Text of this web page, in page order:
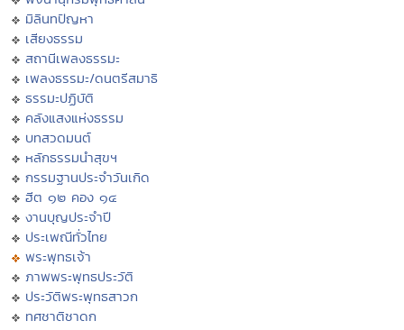
มิลินทปัญหา
เสียงธรรม
สถานีเพลงธรรมะ
เพลงธรรมะ/ดนตรีสมาธิ
ธรรมะปฏิบัติ
คลังแสงแห่งธรรม
บทสวดมนต์
หลักธรรมนำสุขฯ
กรรมฐานประจำวันเกิด
ฮีต ๑๒ คอง ๑๔
งานบุญประจำปี
ประเพณีทั่วไทย
พระพุทธเจ้า
ภาพพระพุทธประวัติ
ประวัติพระพุทธสาวก
ทศชาติชาดก